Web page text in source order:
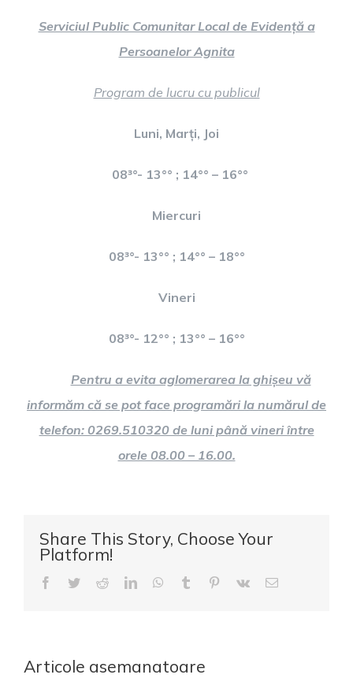
Serviciul Public Comunitar Local de Evidență a
Persoanelor Agnita
Program de lucru cu publicul
Luni, Marți, Joi
08³°- 13°° ; 14°° – 16°°
Miercuri
08³°- 13°° ; 14°° – 18°°
Vineri
08³°- 12°° ; 13°° – 16°°
Pentru a evita aglomerarea la ghișeu vă
informăm că se pot face programări la numărul de
telefon: 0269.510320 de luni până vineri între
orele 08.00 – 16.00.
Share This Story, Choose Your
Platform!
Facebook
TwitterRedditLinkedInWhatsApp
Tumblr Pinterest
Vk
E-
Articole asemanatoare